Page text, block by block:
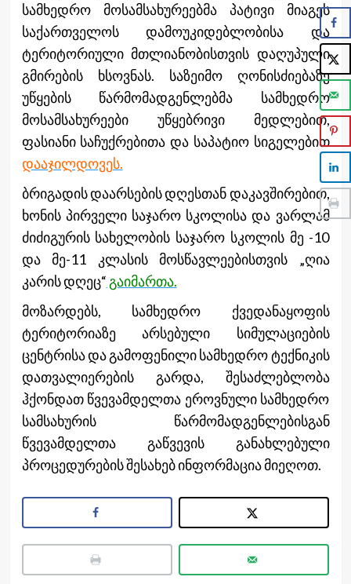
სამხედრო მოსამსახურეებმა პატივი მიაგეს
საქართველოს დამოუკიდებლობისა და
ტერიტორიული მთლიანობისთვის დაღუპული
გმირების ხსოვნას. საზეიმო ღონისძიებაზე
უწყების წარმომადგენლებმა სამხედრო
მოსამსახურეები უწყებრივი მედლებით,
ფასიანი საჩუქრებითა და საპატიო სიგელებით
დააჯილდოვეს.
ბრიგადის დაარსების დღესთან დაკავშირებით,
ხონის პირველი საჯარო სკოლისა და ვარლამ
ძიძიგურის სახელობის საჯარო სკოლის მე -10
და მე-11 კლასის მოსწავლეებისთვის „ღია
კარის დღეც“ გაიმართა.
მოზარდებს, სამხედრო ქვედანაყოფის
ტერიტორიაზე არსებული სიმულაციების
ცენტრისა და გამოფენილი სამხედრო ტექნიკის
დათვალიერების გარდა, შესაძლებლობა
ჰქონდათ წვევამდელთა ეროვნული სამხედრო
სამსახურის წარმომადგენლებისგან
წვევამდელთა გაწვევის განახლებული
პროცედურების შესახებ ინფორმაცია მიეღოთ.